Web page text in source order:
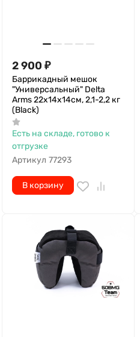
2 900 ₽
Баррикадный мешок
"Универсальный" Delta
Arms 22х14х14см, 2,1-2,2 кг
(Black)
Есть на складе, готово к
отгрузке
Артикул 77293
В корзину